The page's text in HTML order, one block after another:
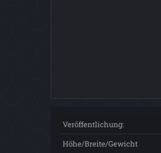
Veröffentlichung:
Höhe/Breite/Gewicht